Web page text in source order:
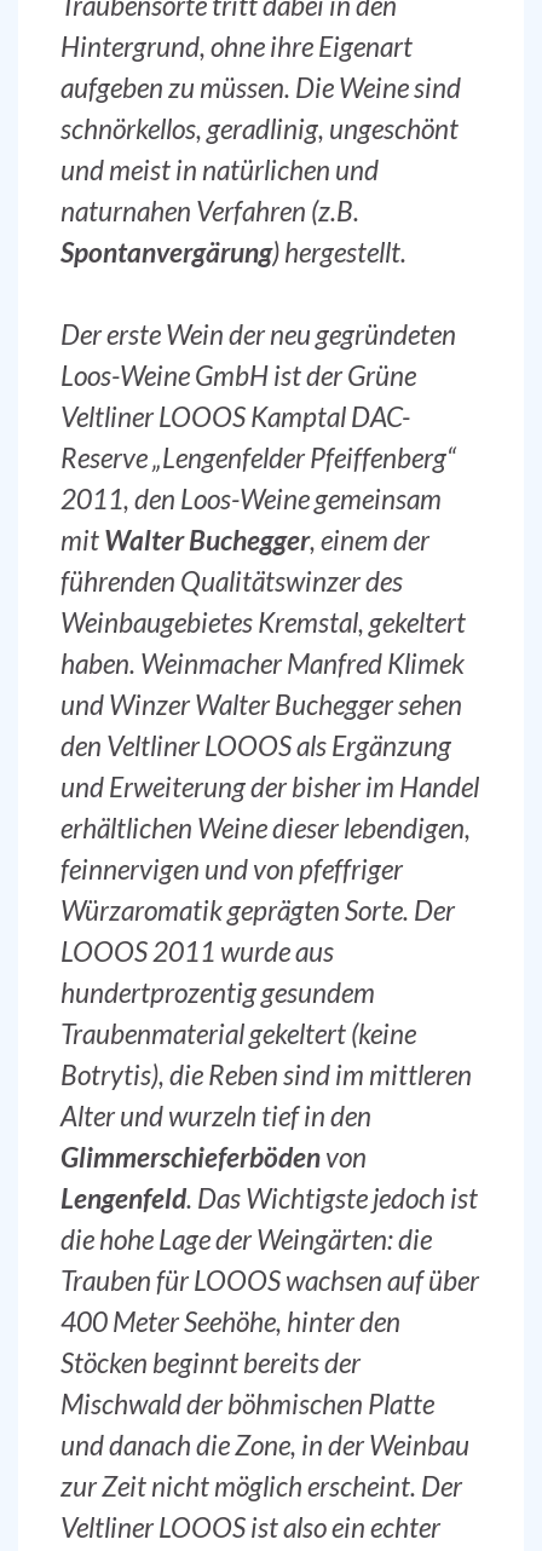
Hintergrund, ohne ihre Eigenart
aufgeben zu müssen. Die Weine sind
schnörkellos, geradlinig, ungeschönt
und meist in natürlichen und
naturnahen Verfahren (z.B.
Spontanvergärung) hergestellt.
Der erste Wein der neu gegründeten
Loos-Weine GmbH ist der Grüne
Veltliner LOOOS Kamptal DAC-
Reserve „Lengenfelder Pfeiffenberg“
2011, den Loos-Weine gemeinsam
mitWalter Buchegger, einem der
führenden Qualitätswinzer des
Weinbaugebietes Kremstal, gekeltert
haben. Weinmacher Manfred Klimek
und Winzer Walter Buchegger sehen
den Veltliner LOOOS als Ergänzung
und Erweiterung der bisher im Handel
erhältlichen Weine dieser lebendigen,
feinnervigen und von pfeffriger
Würzaromatik geprägten Sorte. Der
LOOOS 2011 wurde aus
hundertprozentig gesundem
Traubenmaterial gekeltert (keine
Botrytis), die Reben sind im mittleren
Alter und wurzeln tief in den
Glimmerschieferbödenvon
Lengenfeld. Das Wichtigste jedoch ist
die hohe Lage der Weingärten: die
Trauben für LOOOS wachsen auf über
400 Meter Seehöhe, hinter den
Stöcken beginnt bereits der
Mischwald der böhmischen Platte
und danach die Zone, in der Weinbau
zur Zeit nicht möglich erscheint. Der
Veltliner LOOOS ist also ein echter